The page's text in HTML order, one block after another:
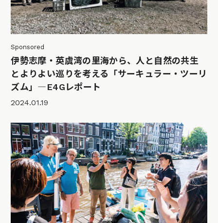
Sponsored
伊勢志摩・英虞湾の里海から、人と自然の共生
とよりよい巡りを考える「サーキュラー・ツーリ
ズム」―E4Gレポート
2024.01.19